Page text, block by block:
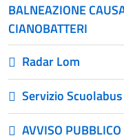
BALNEAZIONE
CIANOBATTERI
Radar Lom
Servizio
AVVISO